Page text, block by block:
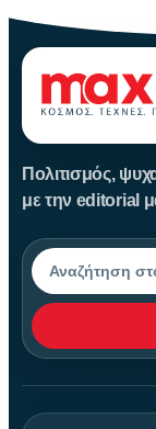
Πολιτισμός,
με την editorial
Αναζήτηση